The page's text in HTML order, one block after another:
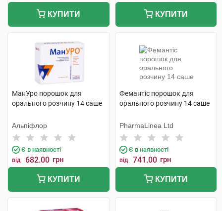
КУПИТИ КУПИТИ
МанУро порошок для
орального розчину 14 саше
Альпіфлор
Є в наявності
від 682.00 грн
КУПИТИ
Фемантіс порошок для
орального розчину 14 саше
PharmaLinea Ltd
Є в наявності
від 741.00 грн
КУПИТИ